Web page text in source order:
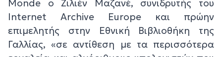
Monde ο Ζιλιέν Μαζανέ, συνιδρυτής του
Internet Archive Europe και πρώην
επιμελητής στην Εθνική Βιβλιοθήκη της
Γαλλίας, «σε αντίθεση με τα περισσότερα